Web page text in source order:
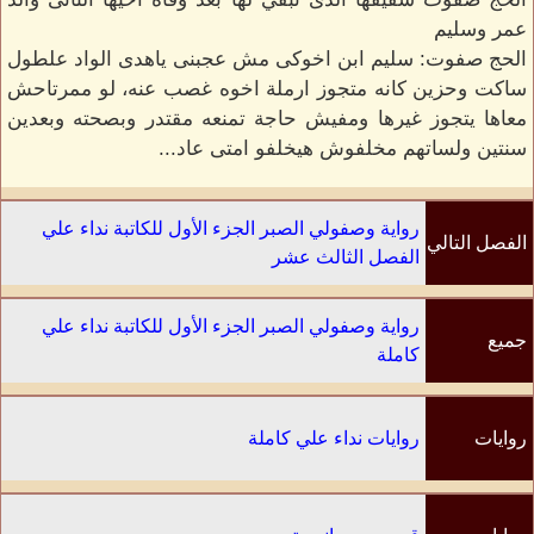
عمر وسليم
الحج صفوت: سليم ابن اخوكى مش عجبنى ياهدى الواد علطول
ساكت وحزين كانه متجوز ارملة اخوه غصب عنه، لو ممرتاحش
معاها يتجوز غيرها ومفيش حاجة تمنعه مقتدر وبصحته وبعدين
سنتين ولساتهم مخلفوش هيخلفو امتى عاد...
الفصل التالي
رواية وصفولي الصبر الجزء الأول للكاتبة نداء علي
الفصل الثالث عشر
جميع
رواية وصفولي الصبر الجزء الأول للكاتبة نداء علي
كاملة
روايات روايات نداء علي كاملة